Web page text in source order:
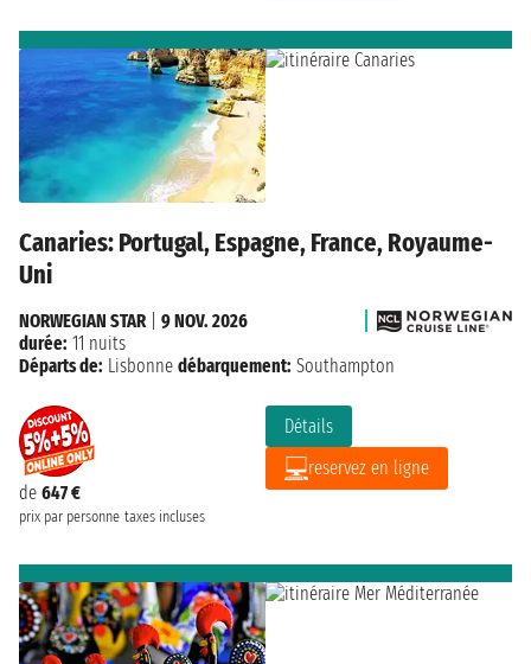
Canaries: Portugal, Espagne, France, Royaume-
Uni
de 647 €
prix par personne taxes incluses
Détails
reservez en ligne
NORWEGIAN STAR
9 NOV. 2026
durée: 11 nuits
Départs de: Lisbonne débarquement: Southampton